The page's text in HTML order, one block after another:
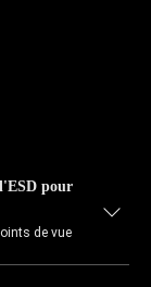
pour
de vue